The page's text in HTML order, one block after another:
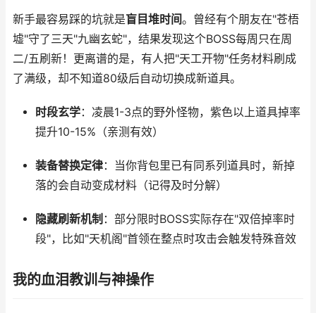
新手最容易踩的坑就是盲目堆时间。曾经有个朋友在"苍梧
墟"守了三天"九幽玄蛇"，结果发现这个BOSS每周只在周
二/五刷新！更离谱的是，有人把"天工开物"任务材料刷成
了满级，却不知道80级后自动切换成新道具。
时段玄学：凌晨1-3点的野外怪物，紫色以上道具掉率
提升10-15%（亲测有效）
装备替换定律：当你背包里已有同系列道具时，新掉
落的会自动变成材料（记得及时分解）
隐藏刷新机制 ：部分限时BOSS实际存在"双倍掉率时
段"，比如"天机阁"首领在整点时攻击会触发特殊音效
我的血泪教训与神操作